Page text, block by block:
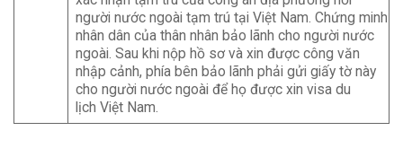
người nước ngoài tạm trú tại Việt Nam. Chứng minh
nhân dân của thân nhân bảo lãnh cho người nước
ngoài. Sau khi nộp hồ sơ và xin được công văn
nhập cảnh, phía bên bảo lãnh phải gửi giấy tờ này
cho người nước ngoài để họ được xin visa du
lịch Việt Nam.